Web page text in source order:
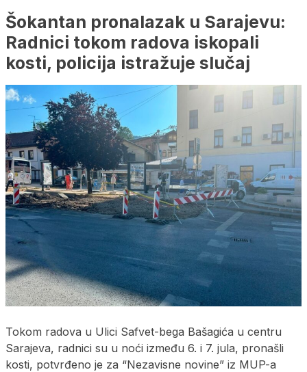
Šokantan pronalazak u Sarajevu:
Radnici tokom radova iskopali
kosti, policija istražuje slučaj
Tokom radova u Ulici Safvet-bega Bašagića u centru
Sarajeva, radnici su u noći između 6. i 7. jula, pronašli
kosti, potvrđeno je za “Nezavisne novine” iz MUP-a